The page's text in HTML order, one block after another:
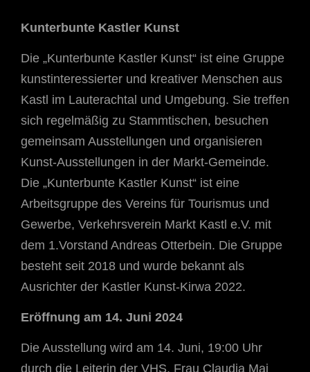
Kunterbunte Kastler Kunst
Die „Kunterbunte Kastler Kunst“ ist eine Gruppe
kunstinteressierter und kreativer Menschen aus
Kastl im Lauterachtal und Umgebung. Sie treffen
sich regelmäßig zu Stammtischen, besuchen
gemeinsam Ausstellungen und organisieren
Kunst-Ausstellungen in der Markt-Gemeinde.
Die „Kunterbunte Kastler Kunst“ ist eine
Arbeitsgruppe des Vereins für Tourismus und
Gewerbe, Verkehrsverein Markt Kastl e.V. mit
dem 1.Vorstand Andreas Otterbein. Die Gruppe
besteht seit 2018 und wurde bekannt als
Ausrichter der Kastler Kunst-Kirwa 2022.
Eröffnung am 14. Juni 2024
Die Ausstellung wird am 14. Juni, 19:00 Uhr
durch die Leiterin der VHS, Frau Claudia Mai